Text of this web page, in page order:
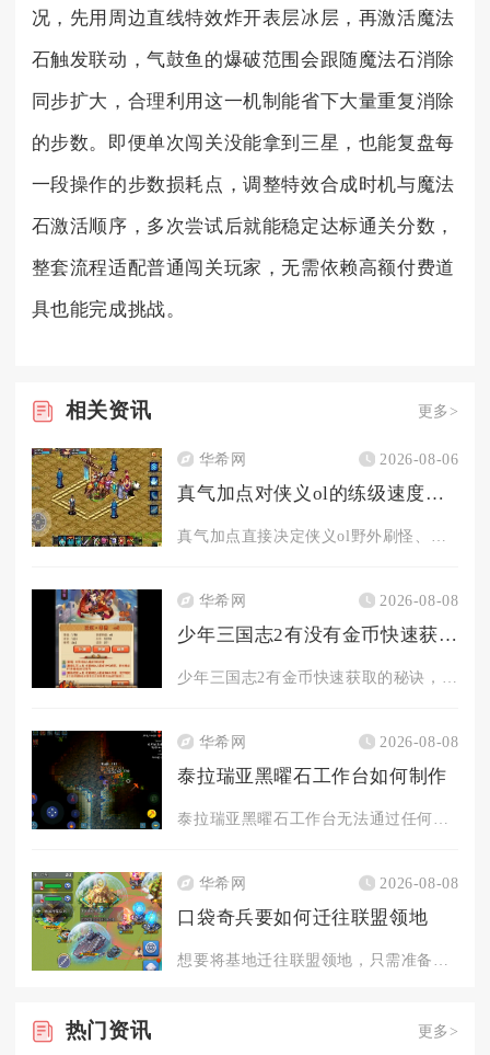
况，先用周边直线特效炸开表层冰层，再激活魔法
石触发联动，气鼓鱼的爆破范围会跟随魔法石消除
同步扩大，合理利用这一机制能省下大量重复消除
的步数。即便单次闯关没能拿到三星，也能复盘每
一段操作的步数损耗点，调整特效合成时机与魔法
石激活顺序，多次尝试后就能稳定达标通关分数，
整套流程适配普通闯关玩家，无需依赖高额付费道
具也能完成挑战。
相关资讯 更多>
华希网 2026-08-06
真气加点对侠义ol的练级速度有何影响
华希网 2026-08-08
少年三国志2有没有金币快速获取的秘诀
华希网 2026-08-08
泰拉瑞亚黑曜石工作台如何制作
华希网 2026-08-08
口袋奇兵要如何迁往联盟领地
热门 资讯 更多>